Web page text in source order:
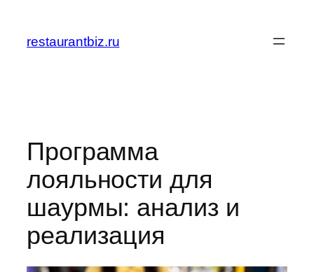
содержимому
restaurantbiz.ru
Программа
лояльности для
шаурмы: анализ и
реализация